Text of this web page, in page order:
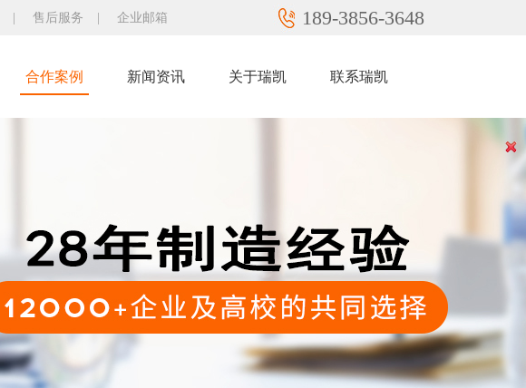
售后服务 企业邮箱 189-3856-3648
合作案例 新闻资讯 关于瑞凯 联系瑞凯